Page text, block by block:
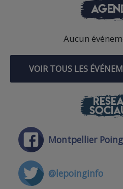
Aucun
VOIR TOUS LES
Montpellier
@lepoinginfo